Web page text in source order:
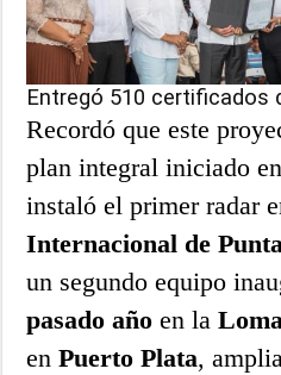
Entregó 510 certificados
Recordó que este
plan integral iniciado en
instaló el primer radar
Internacional de
un segundo equipo
pasado año en la
enPuerto Plata,